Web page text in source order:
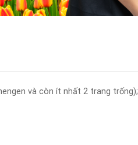
và còn ít nhất 2 trang trống);